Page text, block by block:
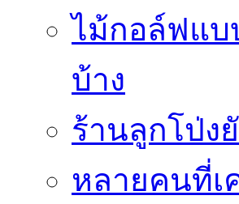
ไม้กอล์ฟแบ
บ้าง
ร้านลูกโป่ง
หลายคนที่เค